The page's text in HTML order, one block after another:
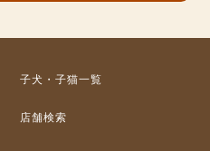
子犬・子猫一覧
店舗検索